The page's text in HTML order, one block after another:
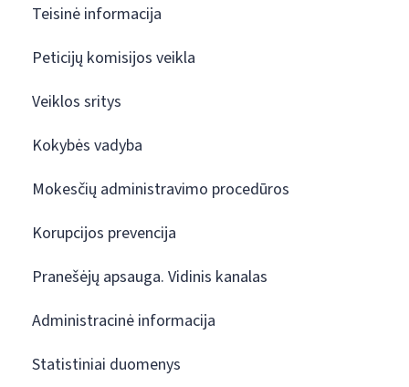
Teisinė informacija
Peticijų komisijos veikla
Veiklos sritys
Kokybės vadyba
Mokesčių administravimo procedūros
Korupcijos prevencija
Pranešėjų apsauga. Vidinis kanalas
Administracinė informacija
Statistiniai duomenys